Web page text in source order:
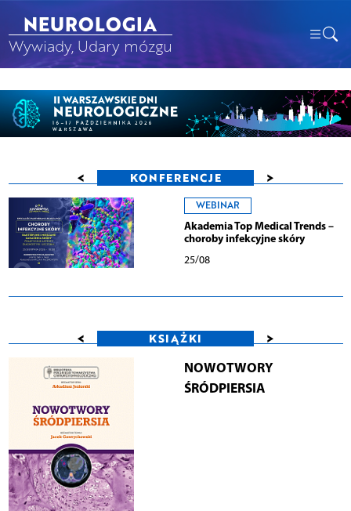
NEUROLOGIA
Wywiady, Udary mózgu
< KONFERENCJE >
WEBINAR
Akademia Top Medical Trends –
choroby infekcyjne skóry
25/08
< KSIĄŻKI >
NOWOTWORY
ŚRÓDPIERSIA